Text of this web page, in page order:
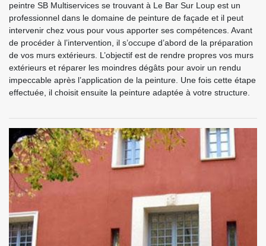
peintre SB Multiservices se trouvant à Le Bar Sur Loup est un
professionnel dans le domaine de peinture de façade et il peut
intervenir chez vous pour vous apporter ses compétences. Avant
de procéder à l’intervention, il s’occupe d’abord de la préparation
de vos murs extérieurs. L’objectif est de rendre propres vos murs
extérieurs et réparer les moindres dégâts pour avoir un rendu
impeccable après l’application de la peinture. Une fois cette étape
effectuée, il choisit ensuite la peinture adaptée à votre structure.